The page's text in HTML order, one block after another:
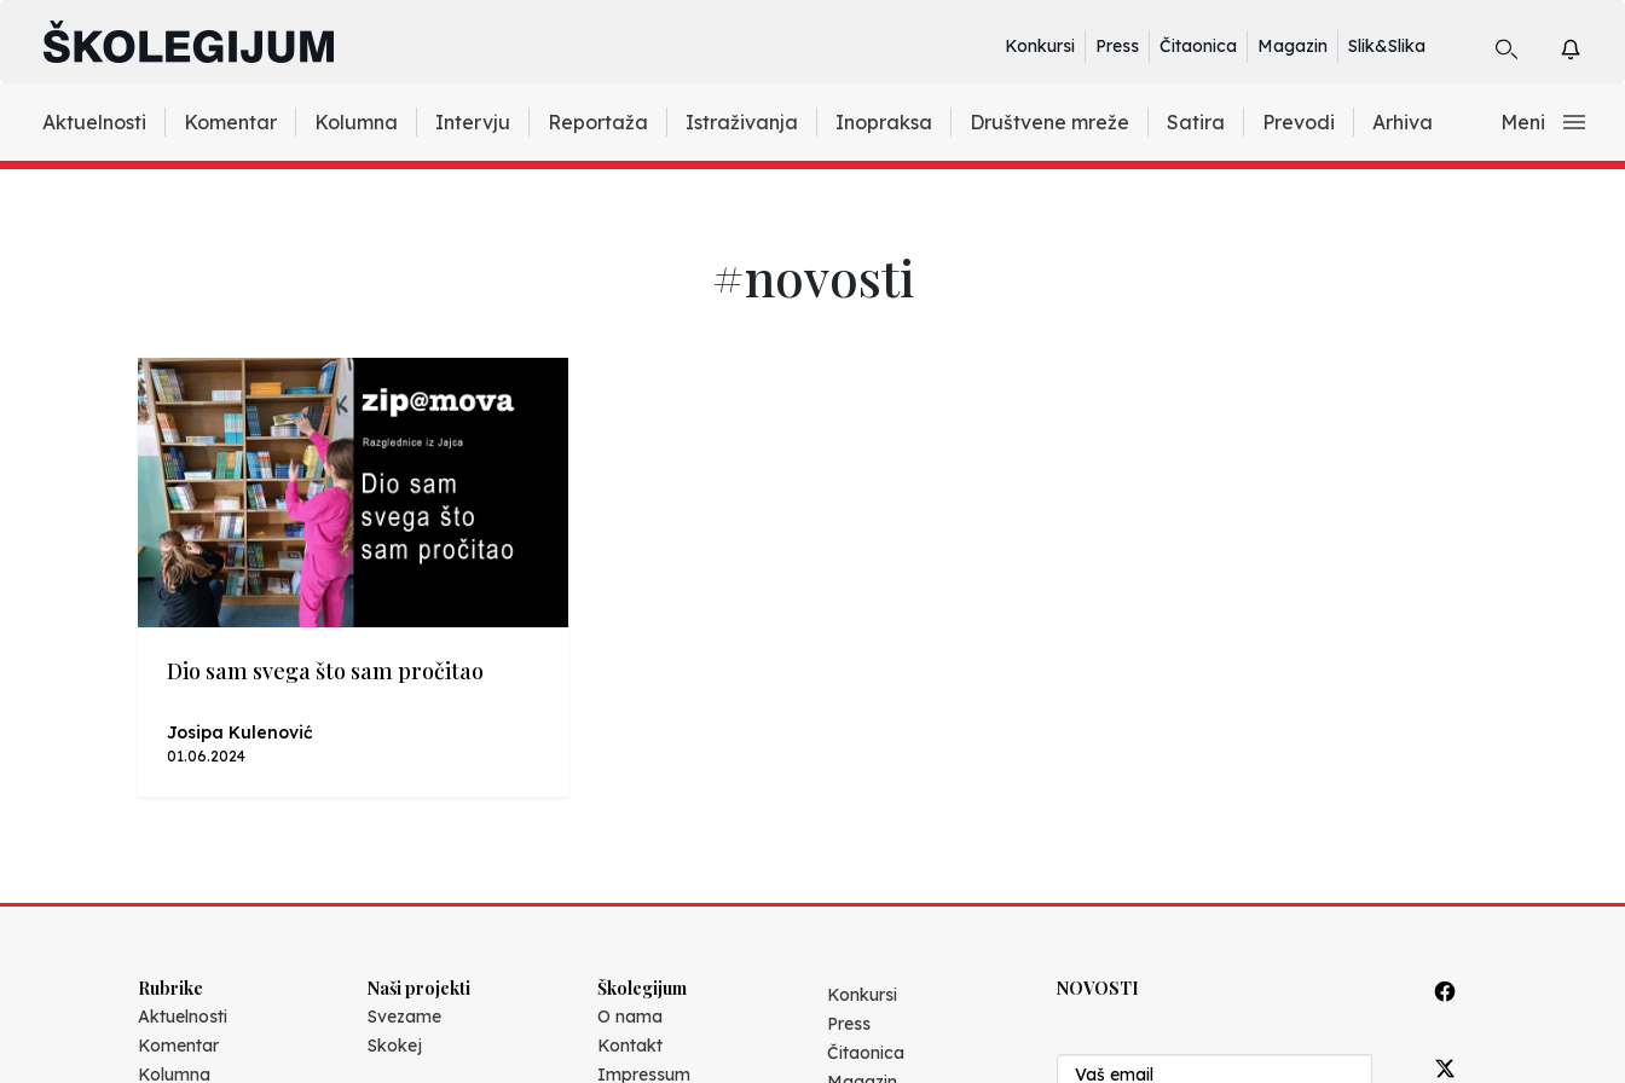
Konkursi Press Čitaonica Magazin Slik&Slika
Aktuelnosti Komentar Kolumna Intervju Reportaža Istraživanja Inopraksa Društvene mreže Satira Prevodi Arhiva Meni
#novosti
Dio sam svega što sam pročitao
Josipa Kulenović
01.06.2024
Rubrike
Aktuelnosti
Komentar
Kolumna
Naši projekti
Svezame
Skokej
Školegijum
O nama
Kontakt
Impressum
Konkursi
Press
Čitaonica
NOVOSTI